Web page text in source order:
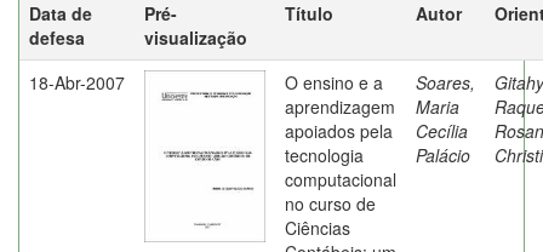
Data de
defesa
Pré-
visualização
Título Autor
18-Abr-2007
O ensino e a
aprendizagem
apoiados pela
tecnologia
computacional
no curso de
Ciências
Soares,
Maria
Cecília
Palácio
Rosan